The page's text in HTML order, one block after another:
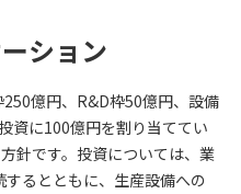
ション
億円、R&D枠50億円、設備
資に100億円を割り当ててい
針です。投資については、業
るとともに、生産設備への